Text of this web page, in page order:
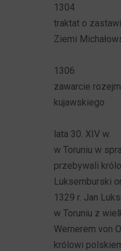
1304
traktat o
Ziemi
1306
zawarcie
kujawskiego
lata 30. XIV w.
w Toruniu w
przebywali
Luksemburski
1329 r. Jan
w Toruniu z
Wernerem von
królowi